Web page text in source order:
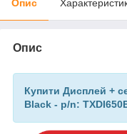
Опис
Опис
Купити Дисплей +
Black - p/n: